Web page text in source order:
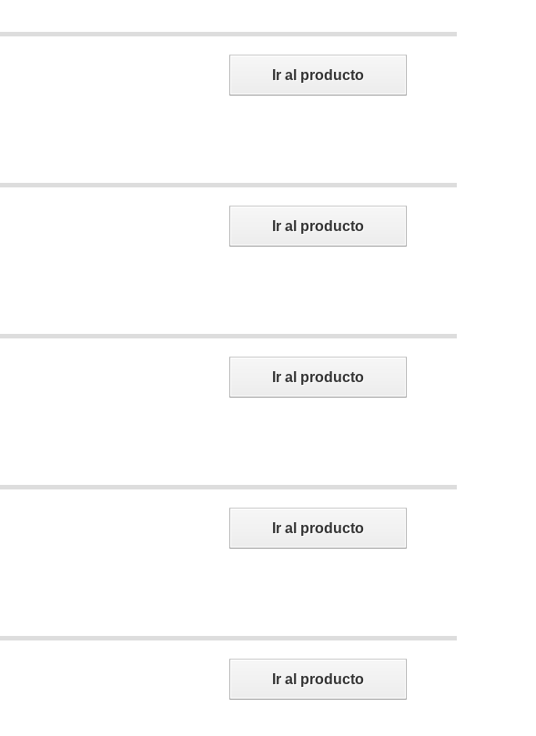
Ir al producto
Ir al producto
Ir al producto
Ir al producto
Ir al producto